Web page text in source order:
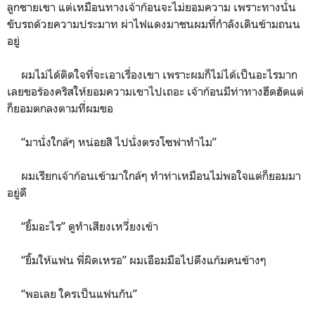
ลูกชายเขา แต่เหมือนทางเจ้าก้อนจะไม่ยอมความ เพราะทางนั่น
ขับรถด้วยความประมาท ผ่าไฟแดงมาชนผมที่กำลังเดินข้ามถนน
อยู่
ผมไม่ได้ติดใจที่จะเอาเรื่องเขา เพราะผมก็ไม่ได้เป็นอะไรมาก
เลยขอร้องคริสให้ยอมความเขาไปเถอะ เจ้าก้อนมีท่าทางฮึดฮัดแต่
ก็ยอมตกลงตามที่ผมขอ
“มานั่งใกล้ๆ หน่อยสิ ไปนั่งตรงโซฟาทำไม”
ผมเรียกเจ้าก้อนเข้ามาใกล้ๆ ทำท่าเหมือนไม่พอใจแต่ก็ยอมมา
อยู่ดี
“ยิ้มอะไร” ดูทำเสียงเหวี่ยงเข้า
“ยิ้มให้แฟน พี่ผิดเหรอ” ผมเอือมมือไปดึงแก้มคนข้างๆ
“พอเลย ใครเป็นแฟนกัน”